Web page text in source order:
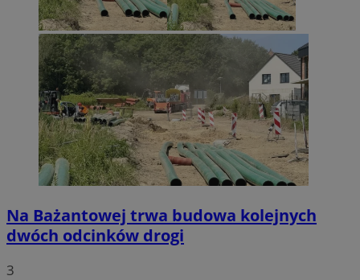
Na Bażantowej trwa budowa kolejnych
dwóch odcinków drogi
3